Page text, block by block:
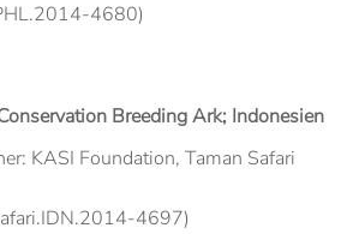
4680)
Breeding Ark; Indonesien
KASI Foundation, Taman Safari
4697)